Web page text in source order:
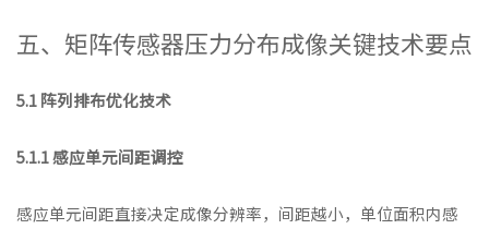
五、矩阵传感器压力分布成像关键技术要点
5.1 阵列排布优化技术
5.1.1 感应单元间距调控
感应单元间距直接决定成像分辨率，间距越小，单位面积内感